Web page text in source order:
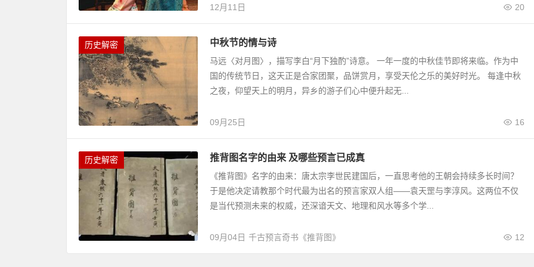
12月11日 20
历史解密 中秋节的情与诗
马远〈对月图〉，描写李白“月下独酌”诗意。 一年一度的中秋佳节即将来临。作为中
国的传统节日，这天正是合家团聚，品饼赏月，享受天伦之乐的美好时光。 每逢中秋
之夜，仰望天上的明月，异乡的游子们心中便升起无...
09月25日 16
历史解密 推背图名字的由来 及哪些预言已成真
《推背图》名字的由来：唐太宗李世民建国后，一直思考他的王朝会持续多长时间？
于是他决定请教那个时代最为出名的预言家双人组——袁天罡与李淳风。这两位不仅
是当代预测未来的权威，还深谙天文、地理和风水等多个学...
09月04日 12
千古预言奇书《推背图》